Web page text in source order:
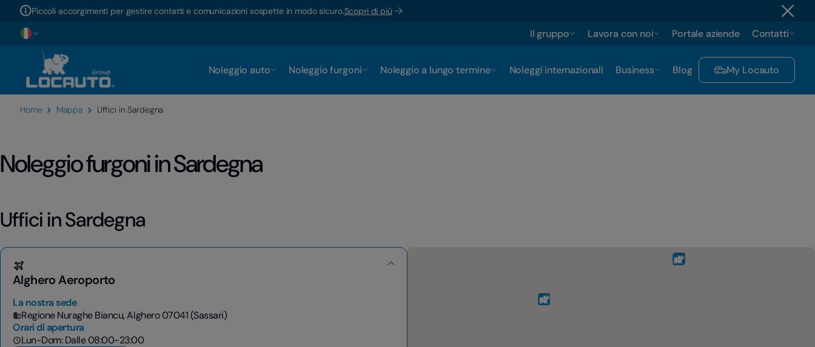
Piccoli accorgimenti per gestire contatti e comunicazioni sospette in modo sicuro.Scopri di più
Il gruppo Lavora con noi Portale aziende Contatti
Noleggio auto Noleggio furgoni Noleggio a lungo termine Noleggi internazionali Business Blog My Locauto
Home Mappa Uffici in Sardegna
Noleggio furgoni in Sardegna
Uffici in Sardegna
Alghero Aeroporto
La nostra sede
Regione Nuraghe Biancu, Alghero 07041 (Sassari)
Orari di apertura
Lun-Dom: Dalle 08:00-23:00